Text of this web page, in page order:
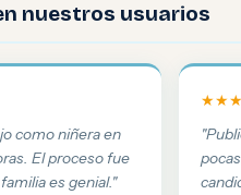
nuestros usuarios
como niñera en
El proceso fue
es genial."